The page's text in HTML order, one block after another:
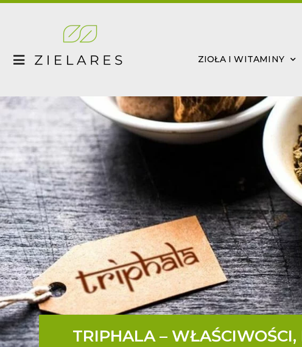
ZIOŁA I WITAMINY
TRIPHALA –